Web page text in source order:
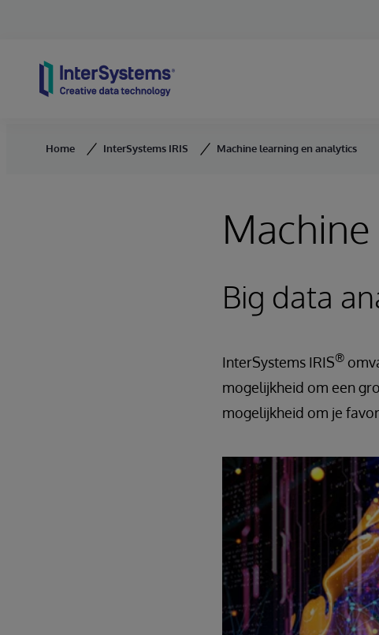
Home InterSystems IRIS Machine learning en analytics
Big data
InterSystems IRIS®
mogelijkheid om een
mogelijkheid om je